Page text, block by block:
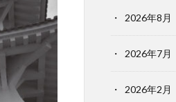
2026年8月
2026年7月
2026年2月